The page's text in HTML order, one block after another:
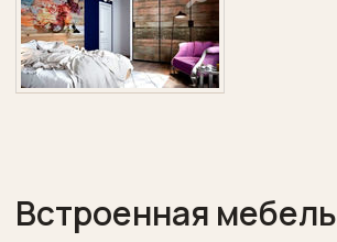
Встроенная мебель